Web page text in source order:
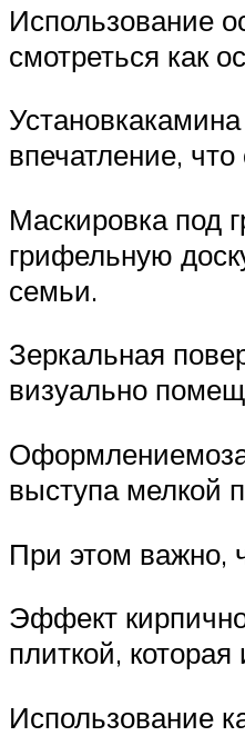
Использование
смотреться как
впечатление,
Маскировка под
грифельную
семьи.
Зеркальная
визуально
выступа мелкой
При этом важно,
Эффект
плиткой,
Использование